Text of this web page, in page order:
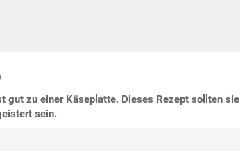
gut zu einer Käseplatte. Dieses Rezept sollten sie
sein.